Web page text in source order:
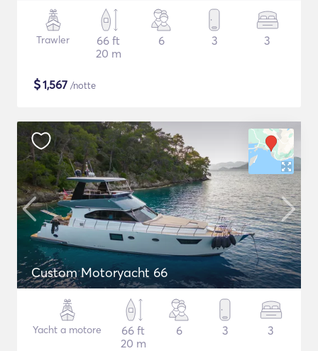
Trawler
66 ft
20 m
6 3 3
$1,567 /notte
Custom Motoryacht 66
Yacht a motore
66 ft
20 m
6 3 3